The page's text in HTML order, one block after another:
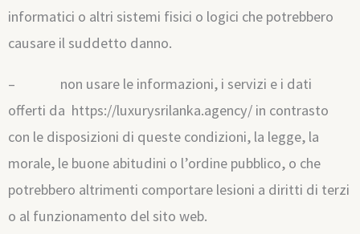
informatici o altri sistemi fisici o logici che potrebbero
causare il suddetto danno.
– non usare le informazioni, i servizi e i dati
offerti da https://luxurysrilanka.agency/ in contrasto
con le disposizioni di queste condizioni, la legge, la
morale, le buone abitudini o l’ordine pubblico, o che
potrebbero altrimenti comportare lesioni a diritti di terzi
o al funzionamento del sito web.